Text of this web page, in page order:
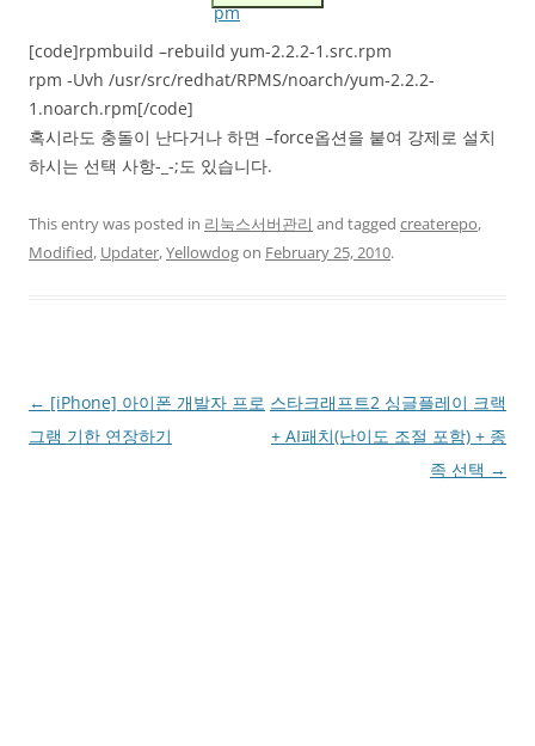
pm
[code]rpmbuild –rebuild yum-2.2.2-1.src.rpm
rpm -Uvh /usr/src/redhat/RPMS/noarch/yum-2.2.2-
1.noarch.rpm[/code]
혹시라도 충돌이 난다거나 하면 –force옵션을 붙여 강제로 설치
하시는 선택 사항-_-;도 있습니다.
This entry was posted in 리눅스서버관리 and tagged createrepo,
Modified, Updater,Yellowdogon February 25, 2010.
Post
navigation
← [iPhone] 아이폰 개발자 프로
그램 기한 연장하기
스타크래프트2 싱글플레이 크랙
+ AI패치(난이도 조절 포함) + 종
족 선택 →